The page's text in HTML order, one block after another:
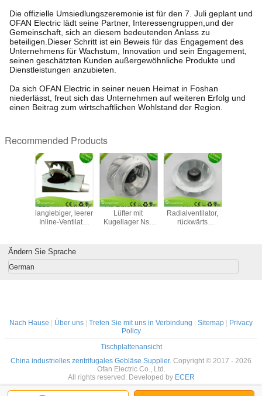
Die offizielle Umsiedlungszeremonie ist für den 7. Juli geplant und
OFAN Electric lädt seine Partner, Interessengruppen,und der
Gemeinschaft, sich an diesem bedeutenden Anlass zu
beteiligen.Dieser Schritt ist ein Beweis für das Engagement des
Unternehmens für Wachstum, Innovation und sein Engagement,
seinen geschätzten Kunden außergewöhnliche Produkte und
Dienstleistungen anzubieten.
Da sich OFAN Electric in seiner neuen Heimat in Foshan
niederlässt, freut sich das Unternehmen auf weiteren Erfolg und
einen Beitrag zum wirtschaftlichen Wohlstand der Region.
Recommended Products
125 mm dünner,
langlebiger, leerer
Inline-Ventilator
Triebwerk
Ac-Bürstellose
Lüfter mit
Kugellager Nsk
mit Ffu-Lüfter
Inline-
Radialventilator,
rückwärts
Ändern Sie Sprache
German
Nach Hause Über uns Treten Sie mit uns in Verbindung Sitemap
Privacy
Policy
Tischplattenansicht
China industrielles zentrifugales Gebläse Supplier. Copyright © 2017 - 2026
Ofan Electric Co., Ltd.
All rights reserved. Developed by ECER